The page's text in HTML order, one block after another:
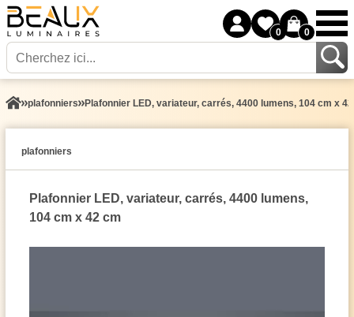
0 0
plafonniers Plafonnier LED, variateur, carrés, 4400 lumens, 104 cm x
plafonniers
Plafonnier LED, variateur, carrés, 4400 lumens,
104 cm x 42 cm